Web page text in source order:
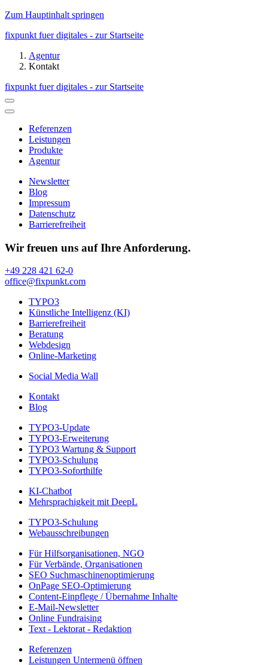
Zum Hauptinhalt springen
fixpunkt fuer digitales - zur Startseite
Agentur
Kontakt
fixpunkt fuer digitales - zur Startseite
Referenzen
Leistungen
Produkte
Agentur
Newsletter
Blog
Impressum
Datenschutz
Barrierefreiheit
Wir freuen uns auf Ihre Anforderung.
+49 228 421 62-0
office@fixpunkt.com
TYPO3
Künstliche Intelligenz (KI)
Barrierefreiheit
Beratung
Webdesign
Online-Marketing
Social Media Wall
Kontakt
Blog
TYPO3-Update
TYPO3-Erweiterung
TYPO3 Wartung & Support
TYPO3-Schulung
TYPO3-Soforthilfe
KI-Chatbot
Mehrsprachigkeit mit DeepL
TYPO3-Schulung
Webausschreibungen
Für Hilfsorganisationen, NGO
Für Verbände, Organisationen
SEO Suchmaschinenoptimierung
OnPage SEO-Optimierung
Content-Einpflege / Übernahme Inhalte
E-Mail-Newsletter
Online Fundraising
Text - Lektorat - Redaktion
Referenzen
Leistungen Untermenü öffnen